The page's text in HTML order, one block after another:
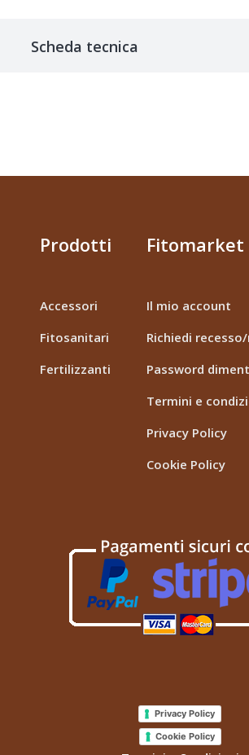
Scheda tecnica
Prodotti
Accessori
Fitosanitari
Fertilizzanti
Fitomarket
Il mio account
Richiedi
Password
Termini e
Privacy Policy
Cookie Policy
Privacy Policy
Cookie Policy